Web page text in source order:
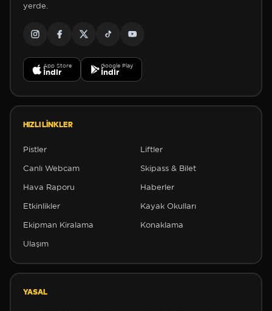
yerde.
App Store
İndir
Google Play
İndir
HIZLI LINKLER
Pistler Liftler
Canlı Webcam Skipass & Bilet
Hava Raporu Haberler
Etkinlikler Kayak Okulları
Ekipman Kiralama Konaklama
Ulaşım
YASAL